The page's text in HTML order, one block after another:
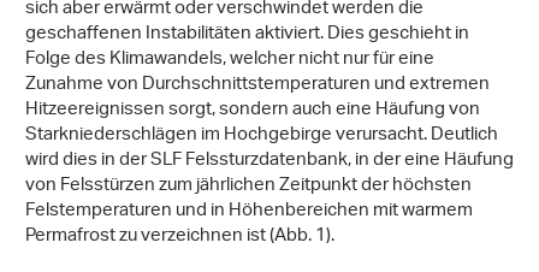
sich aber erwärmt oder verschwindet werden die
geschaffenen Instabilitäten aktiviert. Dies geschieht in
Folge des Klimawandels, welcher nicht nur für eine
Zunahme von Durchschnittstemperaturen und extremen
Hitzeereignissen sorgt, sondern auch eine Häufung von
Starkniederschlägen im Hochgebirge verursacht. Deutlich
wird dies in der SLF Felssturzdatenbank, in der eine Häufung
von Felsstürzen zum jährlichen Zeitpunkt der höchsten
Felstemperaturen und in Höhenbereichen mit warmem
Permafrost zu verzeichnen ist (Abb. 1).